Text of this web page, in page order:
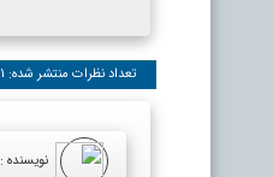
تعداد نظرات منتشر شده: 1
نویسنده :